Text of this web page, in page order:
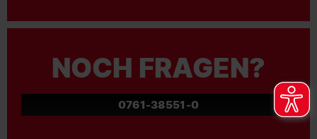
NOCH FRAGEN?
0761-38551-0